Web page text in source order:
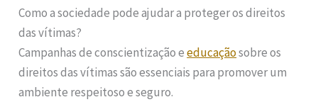
Como a sociedade pode ajudar a proteger os direitos
das vítimas?
Campanhas de conscientização eeducaçãosobre os
direitos das vítimas são essenciais para promover um
ambiente respeitoso e seguro.